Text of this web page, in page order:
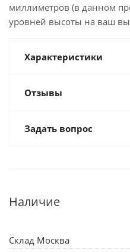
миллиметров (в данном
уровней высоты на ваш
Характеристики
Отзывы
Задать вопрос
Наличие
Склад Москва